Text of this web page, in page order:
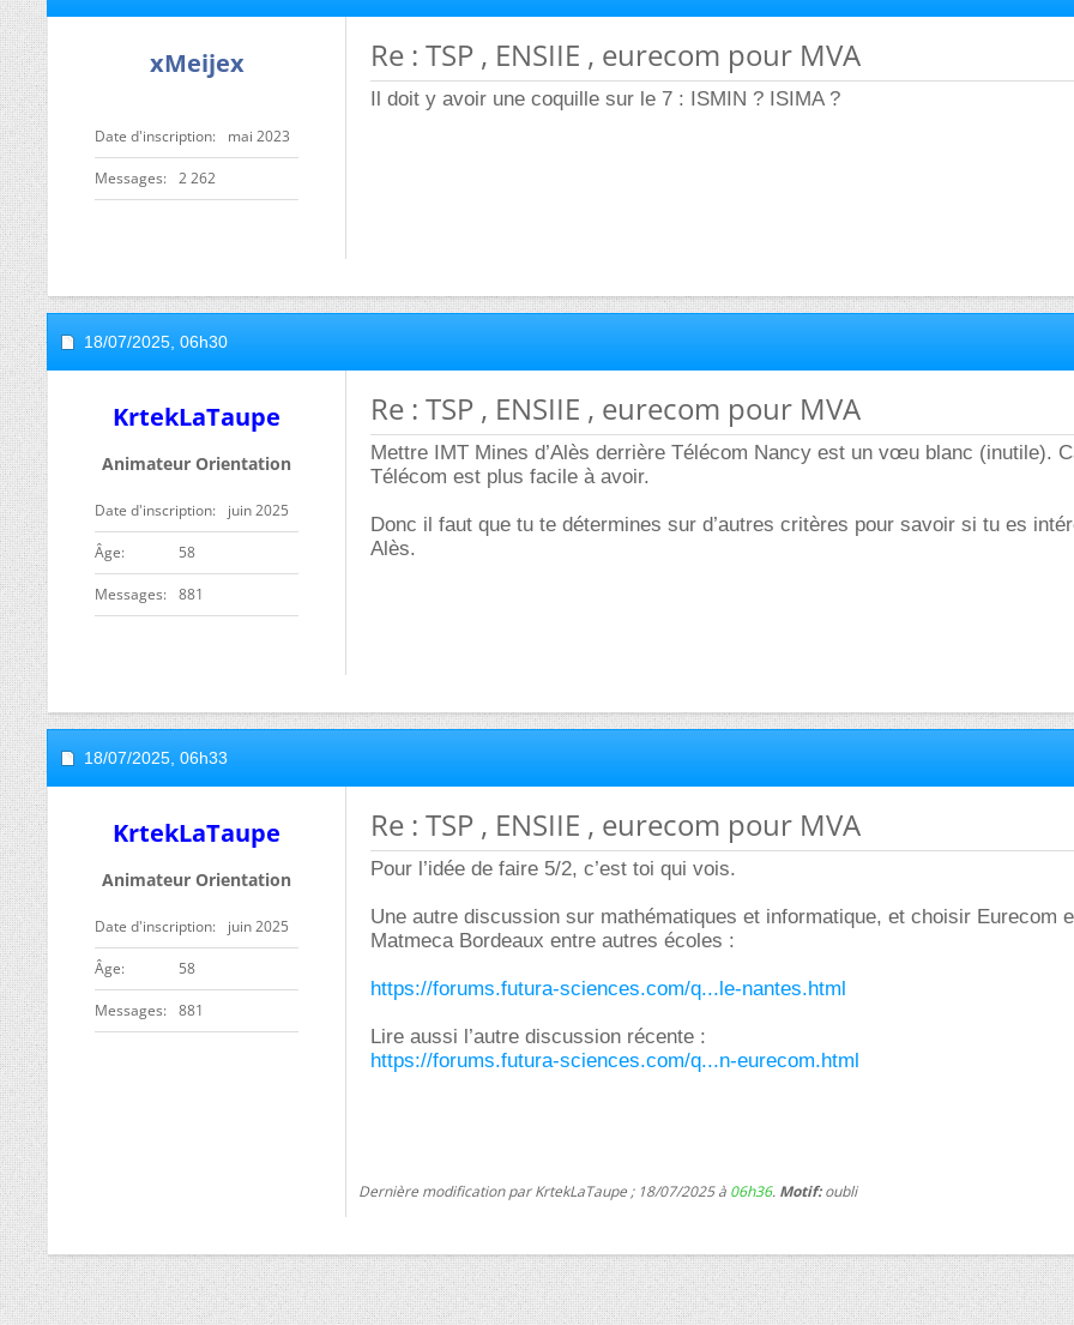
xMeijex
Date d'inscription mai 2023
Messages 2 262
Re : TSP , ENSIIE , eurecom pour MVA
Il doit y avoir une coquille sur le 7 : ISMIN ? ISIMA ?
18/07/2025, 06h30
KrtekLaTaupe
Animateur Orientation
Date d'inscription juin 2025
ge 58
Messages 881
Re : TSP , ENSIIE , eurecom pour MVA
Mettre IMT Mines d’Alès derrière Télécom Nancy est un vœu blanc (inutile).
Télécom est plus facile à avoir.
Donc il faut que tu te détermines sur d’autres critères pour savoir si tu es
Alès.
18/07/2025, 06h33
KrtekLaTaupe
Animateur Orientation
Date d'inscription juin 2025
ge 58
Messages 881
Re : TSP , ENSIIE , eurecom pour MVA
Pour l’idée de faire 5/2, c’est toi qui vois.
Une autre discussion sur mathématiques et informatique, et choisir Eurecom
Matmeca Bordeaux entre autres écoles :
https://forums.futura-sciences.com/q...le-nantes.html
Lire aussi l’autre discussion récente :
https://forums.futura-sciences.com/q...n-eurecom.html
Dernière modification par KrtekLaTaupe ; 18/07/2025 à 06h36. Motif:oubli